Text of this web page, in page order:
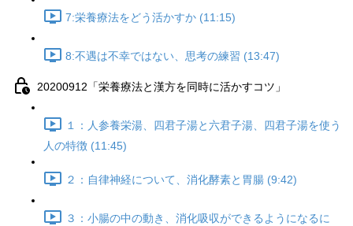
7:栄養療法をどう活かすか (11:15)
8:不遇は不幸ではない、思考の練習 (13:47)
20200912「栄養療法と漢方を同時に活かすコツ」
１：人参養栄湯、四君子湯と六君子湯、四君子湯を使う
人の特徴 (11:45)
２：自律神経について、消化酵素と胃腸 (9:42)
３：小腸の中の動き、消化吸収ができるようになるに